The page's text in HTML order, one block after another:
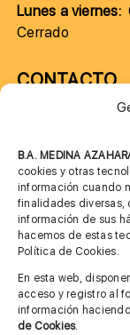
B.A. MEDINA
cookies y otras
información cuando
finalidades diversas,
información de sus
hacemos de estas
Política de Cookies.
En esta web,
acceso y registro al
información
de Cookies.
Lunes a viernes:
Cerrado
CONTACTO
685 901
MÁS
Aviso legal